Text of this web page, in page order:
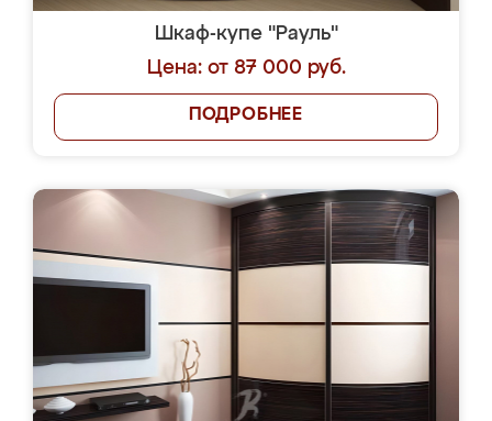
Шкаф-купе "Рауль"
Цена: от 87 000 руб.
ПОДРОБНЕЕ